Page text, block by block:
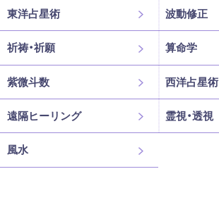
東洋占星術 波動修正
祈祷・祈願 算命学
紫微斗数 西洋占星術
遠隔ヒーリング 霊視・透視
風水